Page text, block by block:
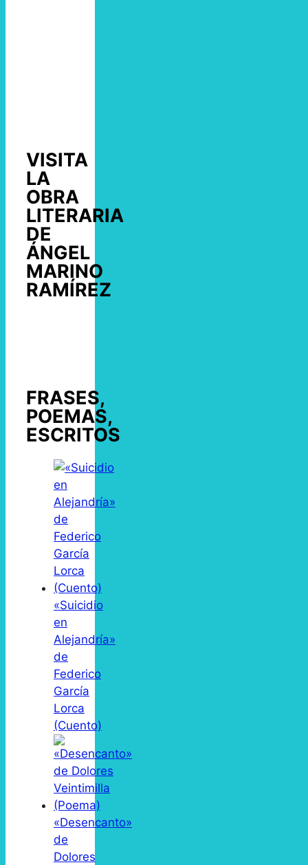
VISITA
LA
OBRA
LITERARIA
DE
ÁNGEL
MARINO
RAMÍREZ
FRASES,
POEMAS,
ESCRITOS
«Suicidio
en
Alejandría»
de
Federico
García
Lorca
(Cuento)
«Desencanto»
de
Dolores